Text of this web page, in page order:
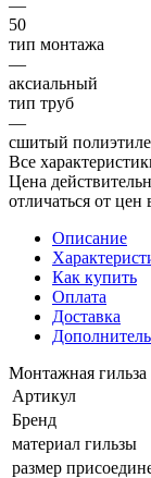
—
50
тип монтажа
—
аксиальный
тип труб
—
сшитый
Все
Цена
отличаться от
Описание
Как купить
Оплата
Доставка
Монтажная гильза
Артикул
Бренд
материал гильзы
размер